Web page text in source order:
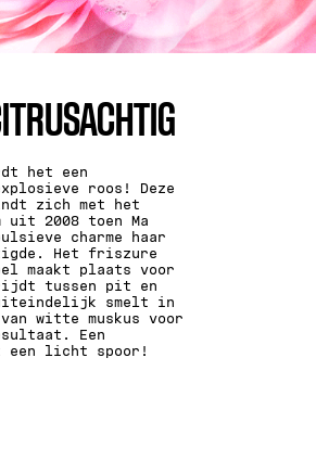
het een
roos! Deze
zich met het
2008 toen Ma
charme haar
Het friszure
maakt plaats voor
tussen pit en
smelt in
witte muskus voor
Een
een licht spoor!